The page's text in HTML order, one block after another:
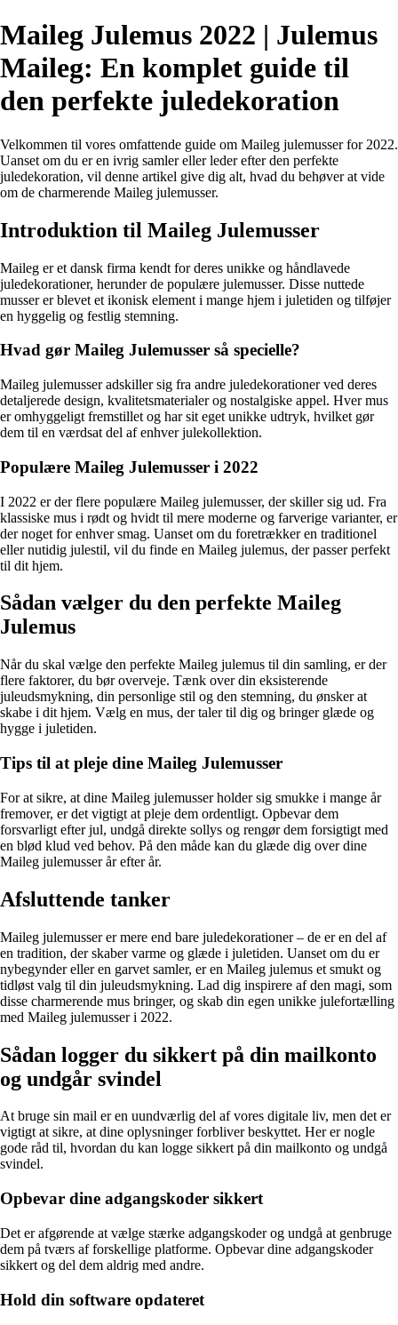
Maileg Julemus 2022 | Julemus
Maileg: En komplet guide til
den perfekte juledekoration
Velkommen til vores omfattende guide om Maileg julemusser for 2022.
Uanset om du er en ivrig samler eller leder efter den perfekte
juledekoration, vil denne artikel give dig alt, hvad du behøver at vide
om de charmerende Maileg julemusser.
Introduktion til Maileg Julemusser
Maileg er et dansk firma kendt for deres unikke og håndlavede
juledekorationer, herunder de populære julemusser. Disse nuttede
musser er blevet et ikonisk element i mange hjem i juletiden og tilføjer
en hyggelig og festlig stemning.
Hvad gør Maileg Julemusser så specielle?
Maileg julemusser adskiller sig fra andre juledekorationer ved deres
detaljerede design, kvalitetsmaterialer og nostalgiske appel. Hver mus
er omhyggeligt fremstillet og har sit eget unikke udtryk, hvilket gør
dem til en værdsat del af enhver julekollektion.
Populære Maileg Julemusser i 2022
I 2022 er der flere populære Maileg julemusser, der skiller sig ud. Fra
klassiske mus i rødt og hvidt til mere moderne og farverige varianter, er
der noget for enhver smag. Uanset om du foretrækker en traditionel
eller nutidig julestil, vil du finde en Maileg julemus, der passer perfekt
til dit hjem.
Sådan vælger du den perfekte Maileg
Julemus
Når du skal vælge den perfekte Maileg julemus til din samling, er der
flere faktorer, du bør overveje. Tænk over din eksisterende
juleudsmykning, din personlige stil og den stemning, du ønsker at
skabe i dit hjem. Vælg en mus, der taler til dig og bringer glæde og
hygge i juletiden.
Tips til at pleje dine Maileg Julemusser
For at sikre, at dine Maileg julemusser holder sig smukke i mange år
fremover, er det vigtigt at pleje dem ordentligt. Opbevar dem
forsvarligt efter jul, undgå direkte sollys og rengør dem forsigtigt med
en blød klud ved behov. På den måde kan du glæde dig over dine
Maileg julemusser år efter år.
Afsluttende tanker
Maileg julemusser er mere end bare juledekorationer – de er en del af
en tradition, der skaber varme og glæde i juletiden. Uanset om du er
nybegynder eller en garvet samler, er en Maileg julemus et smukt og
tidløst valg til din juleudsmykning. Lad dig inspirere af den magi, som
disse charmerende mus bringer, og skab din egen unikke julefortælling
med Maileg julemusser i 2022.
Sådan logger du sikkert på din mailkonto
og undgår svindel
At bruge sin mail er en uundværlig del af vores digitale liv, men det er
vigtigt at sikre, at dine oplysninger forbliver beskyttet. Her er nogle
gode råd til, hvordan du kan logge sikkert på din mailkonto og undgå
svindel.
Opbevar dine adgangskoder sikkert
Det er afgørende at vælge stærke adgangskoder og undgå at genbruge
dem på tværs af forskellige platforme. Opbevar dine adgangskoder
sikkert og del dem aldrig med andre.
Hold din software opdateret